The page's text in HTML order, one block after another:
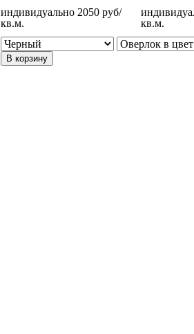
индивидуально 2050 руб/
кв.м.
кв.м.
В корзину